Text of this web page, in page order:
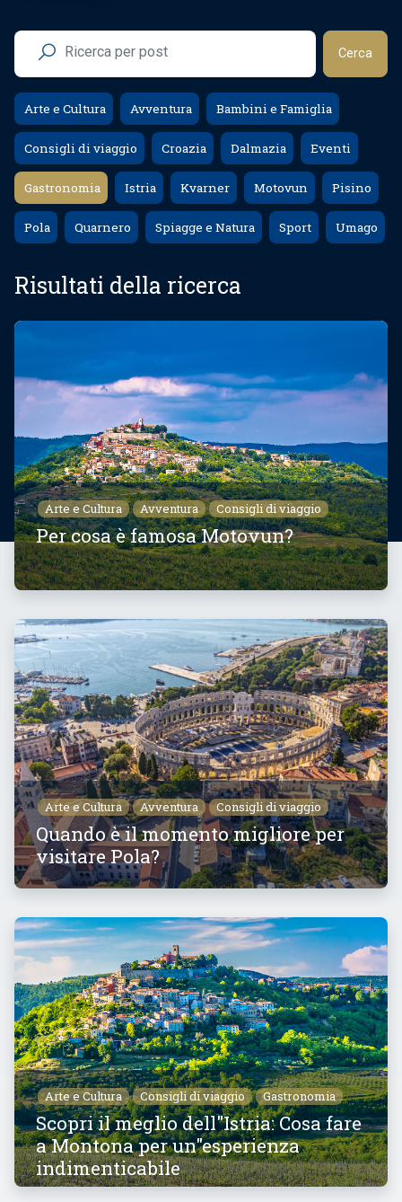
Cerca
Arte e Cultura Avventura Bambini e Famiglia
Consigli di viaggio Croazia Dalmazia Eventi
Gastronomia Istria Kvarner Motovun Pisino
Pola Quarnero Spiagge e Natura Sport Umago
Risultati della ricerca
Arte e Cultura Avventura Consigli di viaggio
Per cosa è famosa Motovun?
Arte e Cultura Avventura Consigli di viaggio
Quando è il momento migliore per
visitare Pola?
Arte e Cultura Consigli di viaggio Gastronomia
Scopri il meglio dell"Istria: Cosa fare
a Montona per un"esperienza
indimenticabile